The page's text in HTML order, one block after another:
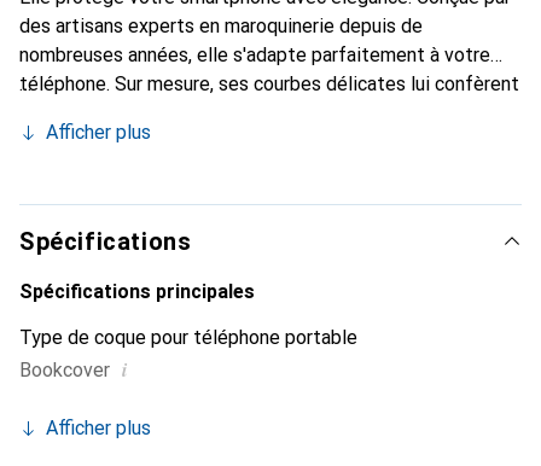
des artisans experts en maroquinerie depuis de
nombreuses années, elle s'adapte parfaitement à votre
téléphone. Sur mesure, ses courbes délicates lui confèrent
et indispensable pour votre smartphone. La marque
de haute qualité et constitue un choix sûr pour une
clientèle exigeante.
Afficher plus
Spécifications
Spécifications principales
Type de coque pour téléphone portable
Bookcover i
Afficher plus